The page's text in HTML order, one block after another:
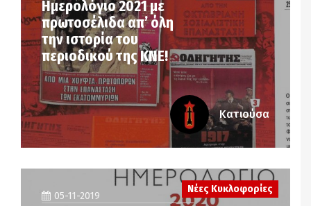
Ημερολόγιο 2021 με
πρωτοσέλιδα απ’ όλη
την ιστορία του
περιοδικού της ΚΝΕ!
Κατιούσα
05-11-2019
Νέες Κυκλοφορίες